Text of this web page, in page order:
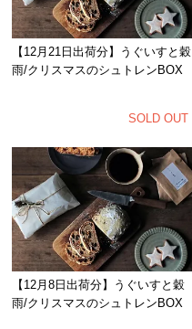
【12月21日出荷分】うぐいすと穀
雨/クリスマスのシュトレンBOX
SOLD OUT
【12月8日出荷分】うぐいすと穀
雨/クリスマスのシュトレンBOX